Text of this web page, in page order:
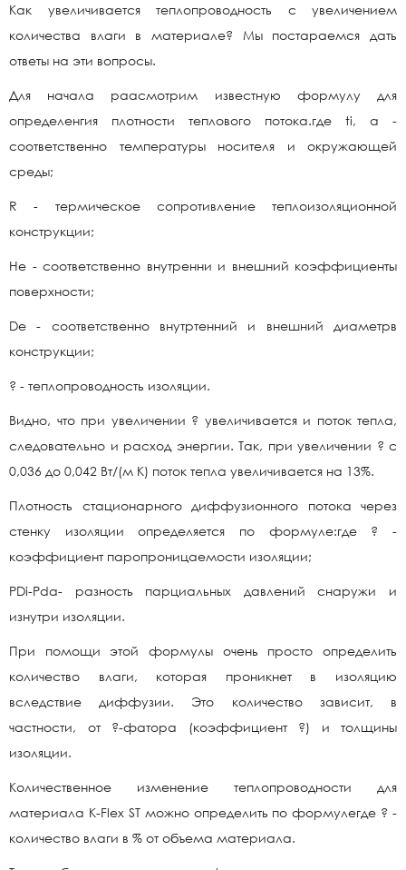
Как увеличивается теплопроводность с увеличением
количества влаги в материале? Мы постараемся дать
ответы на эти вопросы.
Для начала раасмотрим известную формулу для
определенгия плотности теплового потока.где ti, a -
соответственно температуры носителя и окружающей
среды;
R - термическое сопротивление теплоизоляционной
конструкции;
He - соответственно внутренни и внешний коэффициенты
поверхности;
De - соответственно внутртенний и внешний диаметрв
конструкции;
? - теплопроводность изоляции.
Видно, что при увеличении ? увеличивается и поток тепла,
следовательно и расход энергии. Так, при увеличении ? с
0,036 до 0,042 Вт/(м К) поток тепла увеличивается на 13%.
Плотность стационарного диффузионного потока через
стенку изоляции определяется по формуле:где ? -
коэффициент паропроницаемости изоляции;
PDi-Pda- разность парциальных давлений снаружи и
изнутри изоляции.
При помощи этой формулы очень просто определить
количество влаги, которая проникнет в изоляцию
вследствие диффузии. Это количество зависит, в
частности, от ?-фатора (коэффициент ?) и толщины
изоляции.
Количественное изменение теплопроводности для
материала K-Flex ST можно определить по формулегде ? -
количество влаги в % от объема материала.